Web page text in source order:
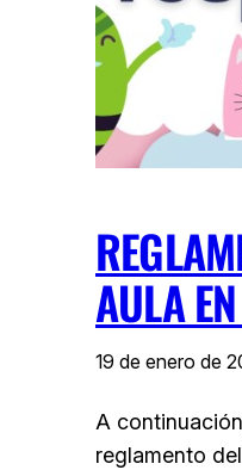
AULA
19 de enero de
A
reglamento